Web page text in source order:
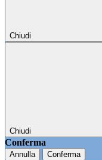
Chiudi
Chiudi
Conferma
Annulla Conferma